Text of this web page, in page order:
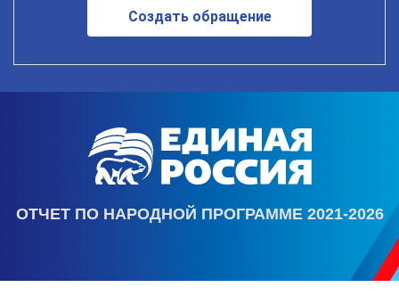
Создать обращение
ОТЧЕТ ПО НАРОДНОЙ ПРОГРАММЕ 2021-2026